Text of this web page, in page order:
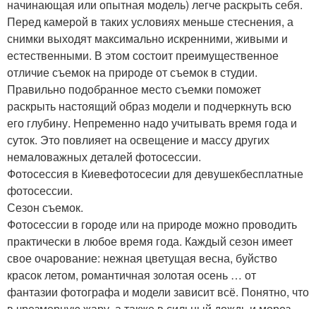
начинающая или опытная модель) легче раскрыть себя.
Перед камерой в таких условиях меньше стеснения, а
снимки выходят максимально искренними, живыми и
естественными. В этом состоит преимущественное
отличие съемок на природе от съемок в студии.
Правильно подобранное место съемки поможет
раскрыть настоящий образ модели и подчеркнуть всю
его глубину. Непременно надо учитывать время года и
суток. Это повлияет на освещение и массу других
немаловажных деталей фотосессии.
Фотосессия в Киевефотосесии для девушекбесплатные
фотосессии.
Сезон съемок.
Фотосессии в городе или на природе можно проводить
практически в любое время года. Каждый сезон имеет
свое очарование: нежная цветущая весна, буйство
красок летом, романтичная золотая осень … от
фантазии фотографа и модели зависит всё. Понятно, что